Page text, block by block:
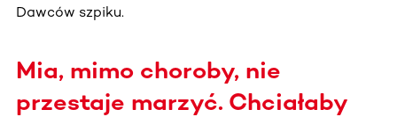
Dawców szpiku.
Mia, mimo choroby, nie
przestaje marzyć. Chciałaby